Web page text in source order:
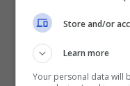
quando il
1.500 persone
Store and/or
Learn more
Your personal data will